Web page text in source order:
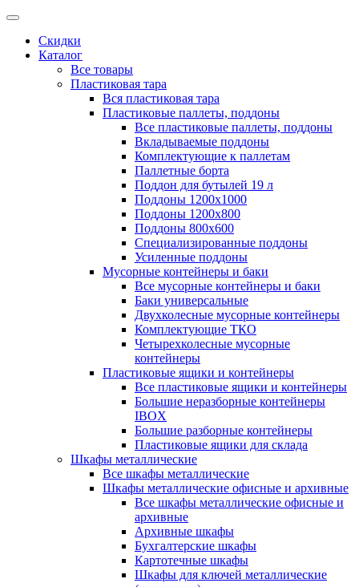
Скидки
Каталог
Все товары
Пластиковая тара
Вся пластиковая тара
Пластиковые паллеты, поддоны
Все пластиковые паллеты, поддоны
Вкладываемые поддоны
Комплектующие к паллетам
Паллетные борта
Поддон для бутылей 19 л
Поддоны 1200х1000
Поддоны 1200х800
Поддоны 800х600
Специализированные поддоны
Усиленные поддоны
Мусорные контейнеры и баки
Все мусорные контейнеры и баки
Баки универсальные
Двухколесные мусорные контейнеры
Комплектующие ТКО
Четырехколесные мусорные
контейнеры
Пластиковые ящики и контейнеры
Все пластиковые ящики и контейнеры
Большие неразборные контейнеры
IBOX
Большие разборные контейнеры
Пластиковые ящики для склада
Шкафы металлические
Все шкафы металлические
Шкафы металлические офисные и архивные
Все шкафы металлические офисные и
архивные
Архивные шкафы
Бухгалтерские шкафы
Картотечные шкафы
Шкафы для ключей металлические